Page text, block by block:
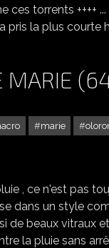
ces torrents
la plus courte
MARIE
marie
, ce n'est pas
dans un style
de beaux vitraux
la pluie sans